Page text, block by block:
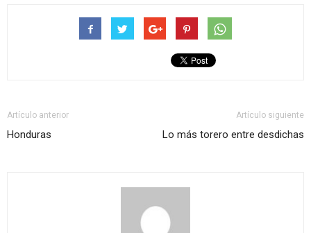
Artículo anterior
Honduras
Artículo siguiente
Lo más torero entre desdichas